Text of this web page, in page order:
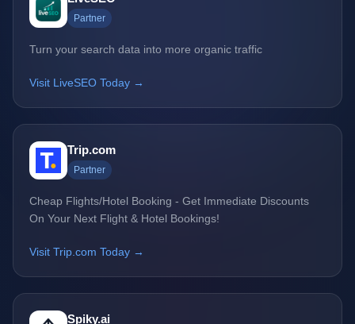
Partner
Turn your search data into more organic traffic
Visit LiveSEO Today →
Trip.com
Partner
Cheap Flights/Hotel Booking - Get Immediate Discounts
On Your Next Flight & Hotel Bookings!
Visit Trip.com Today →
Spiky.ai